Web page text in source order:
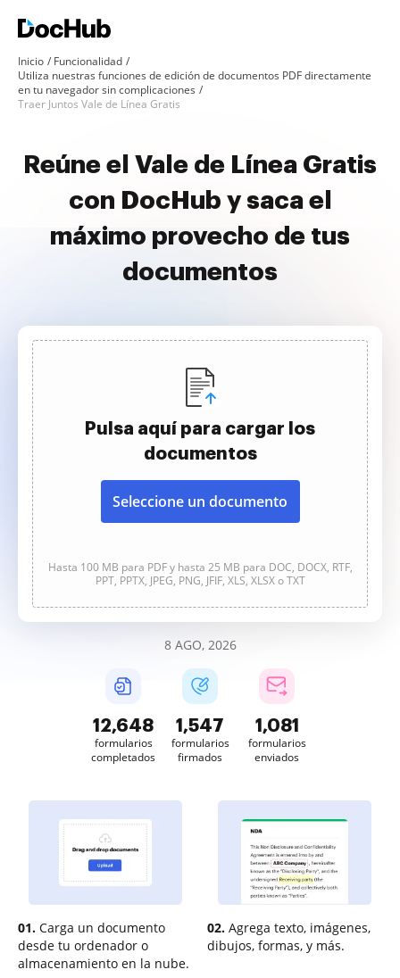
Inicio
Funcionalidad
Utiliza nuestras funciones de edición de documentos PDF directamente
en tu navegador sin complicaciones
Traer Juntos Vale de Línea Gratis
Reúne el Vale de Línea Gratis
con DocHub y saca el
máximo provecho de tus
documentos
Pulsa aquí para cargar los
documentos
Seleccione un documento
Hasta 100 MB para PDF y hasta 25 MB para DOC, DOCX, RTF,
PPT, PPTX, JPEG, PNG, JFIF, XLS, XLSX o TXT
8 AGO, 2026
12,648
formularios
completados
1,547
formularios
firmados
1,081
formularios
enviados
01. Carga un documento
desde tu ordenador o
almacenamiento en la nube.
02. Agrega texto, imágenes,
dibujos, formas, y más.